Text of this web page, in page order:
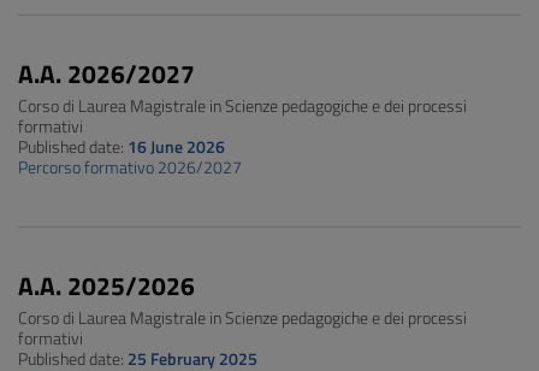
A.A. 2026/2027
Corso di Laurea Magistrale in Scienze pedagogiche e dei processi
formativi
Published date: 16 June 2026
Percorso formativo 2026/2027
A.A. 2025/2026
Corso di Laurea Magistrale in Scienze pedagogiche e dei processi
formativi
Published date: 25 February 2025